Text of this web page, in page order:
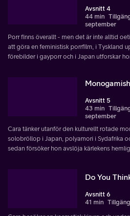
Avsnitt 4
44 min
september
Porr finns överallt - men det är inte alltid
att göra en feministisk porrfilm, i Tyskland
förebilder i gayporr och i Japan utforskar
Monogamish
Avsnitt 5
43 min
september
Cara tänker utanför den kulturellt rotade
solobröllop i Japan, polyamori i Sydafrika
sedan försöker hon avslöja kärlekens
Do You
Avsnitt 6
41 min